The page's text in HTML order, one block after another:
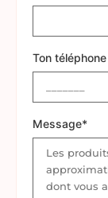
Ton téléphone
Message*